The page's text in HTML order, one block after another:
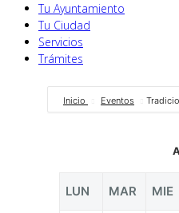
Tu Ayuntamiento
Tu Ciudad
Servicios
Trámites
Inicio Eventos
LUN MAR MIE